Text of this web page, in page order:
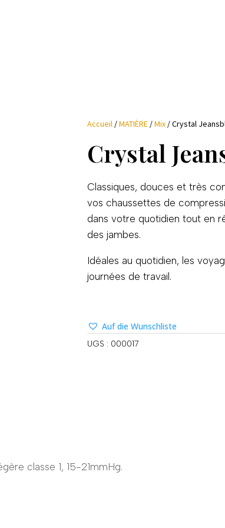
Accueil /MATIÈRE/Mix/ Crystal
Crystal
Classiques, douces et très
vos chaussettes de
dans votre quotidien tout en
des jambes.
Idéales au quotidien, les
journées de travail.
Auf die Wunschliste
UGS : 000017
classe 1, 15-21mmHg.